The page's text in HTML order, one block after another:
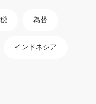
為替
インドネシア